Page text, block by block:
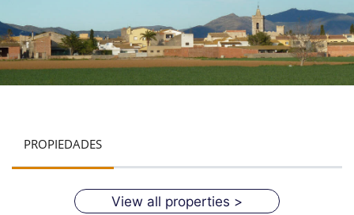
PROPIEDADES
View all properties >